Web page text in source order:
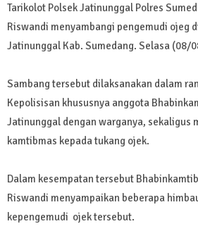
Tarikolot Polsek Jatinunggal Polres
Riswandi menyambangi pengemudi ojeg
Jatinunggal Kab. Sumedang. Selasa (08/
Sambang tersebut dilaksanakan dalam
Kepolisisan khususnya anggota
Jatinunggal dengan warganya, sekaligus
kamtibmas kepada tukang ojek.
Dalam kesempatan tersebut
Riswandi menyampaikan beberapa
kepengemudi ojek tersebut.